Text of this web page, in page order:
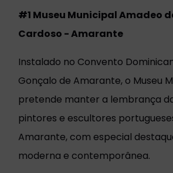
#1 Museu Municipal Amadeo
Cardoso - Amarante
Instalado no Convento
Gonçalo de Amarante, o Museu
pretende manter a lembrança
pintores e escultores
Amarante, com especial
moderna e contemporânea.